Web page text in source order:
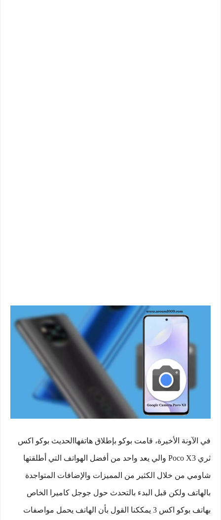
في الآونة الأخيرة، قامت بوكو بإطلاق هاتفهاالحديث بوكو اكس
ثري Poco X3 والي يعد واحد من أفضل الهواتف التي أطلقتها
شاومي من خلال الكثير من المميزات والإضافات المتواجدة
بالهاتف ولكن قبل البدء بالتحدث حول جوجل كاميرا الخاص
بهاتف بوكو اكس 3 يمككنا القول بأن الهاتف يحمل مواصفات